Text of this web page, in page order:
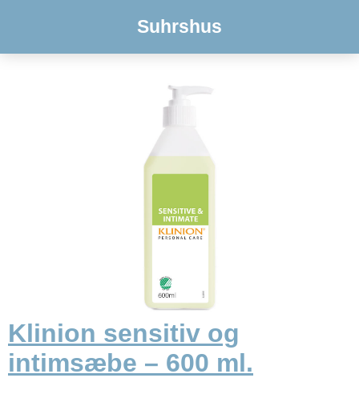
Suhrshus
Klinion sensitiv og
intimsæbe – 600 ml.